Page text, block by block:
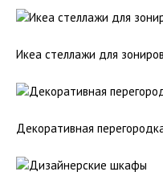
Икеа стеллажи для
Декоративная